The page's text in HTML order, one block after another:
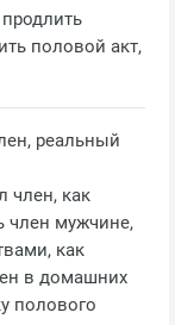
половой акт,
реальный
член, как
член мужчине,
как
в домашних
полового